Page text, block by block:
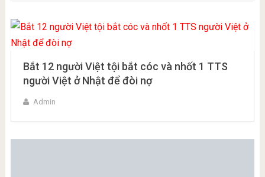
Bắt 12 người Việt tội bắt cóc và nhốt 1 TTS
người Việt ở Nhật để đòi nợ
Admin